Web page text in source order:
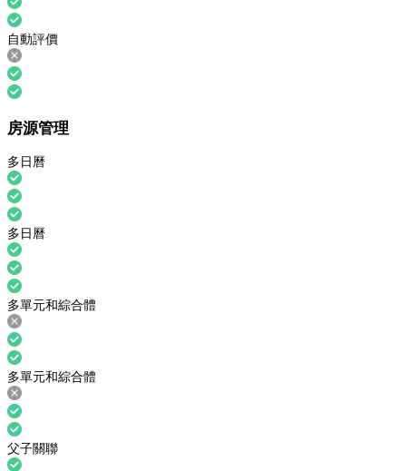
自動評價
房源管理
多日曆
多日曆
多單元和綜合體
多單元和綜合體
父子關聯